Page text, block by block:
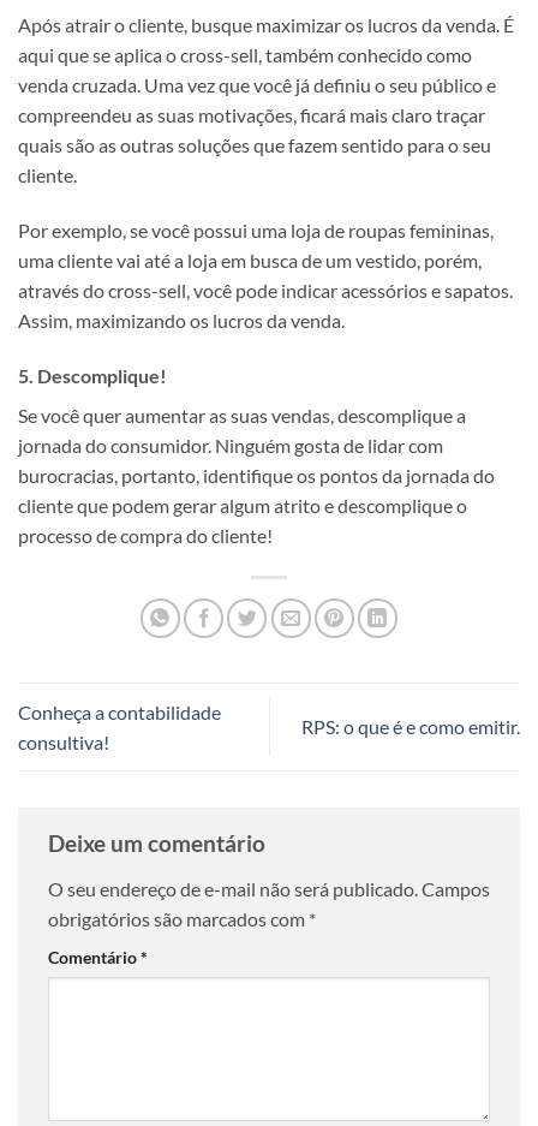
Após atrair o cliente, busque maximizar os lucros da venda. É
aqui que se aplica o cross-sell, também conhecido como
venda cruzada. Uma vez que você já definiu o seu público e
compreendeu as suas motivações, ficará mais claro traçar
quais são as outras soluções que fazem sentido para o seu
cliente.
Por exemplo, se você possui uma loja de roupas femininas,
uma cliente vai até a loja em busca de um vestido, porém,
através do cross-sell, você pode indicar acessórios e sapatos.
Assim, maximizando os lucros da venda.
5. Descomplique!
Se você quer aumentar as suas vendas, descomplique a
jornada do consumidor. Ninguém gosta de lidar com
burocracias, portanto, identifique os pontos da jornada do
cliente que podem gerar algum atrito e descomplique o
processo de compra do cliente!
Conheça a contabilidade
consultiva!
RPS: o que é e como emitir.
Deixe um comentário
O seu endereço de e-mail não será publicado. Campos
obrigatórios são marcados com *
Comentário*